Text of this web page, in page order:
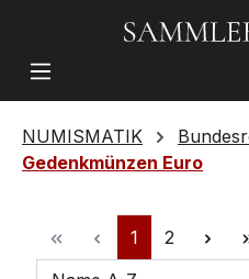
NUMISMATIK
Gedenkmünzen Euro
1 2